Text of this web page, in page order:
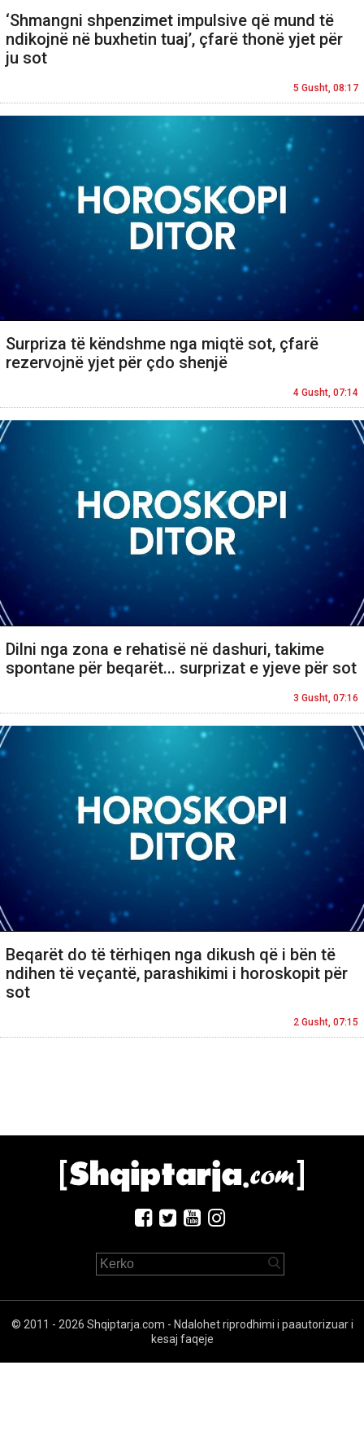
‘Shmangni shpenzimet impulsive që mund të
ndikojnë në buxhetin tuaj’, çfarë thonë yjet për
ju sot
5 Gusht, 08:17
Surpriza të këndshme nga miqtë sot, çfarë
rezervojnë yjet për çdo shenjë
4 Gusht, 07:14
Dilni nga zona e rehatisë në dashuri, takime
spontane për beqarët... surprizat e yjeve për sot
3 Gusht, 07:16
Beqarët do të tërhiqen nga dikush që i bën të
ndihen të veçantë, parashikimi i horoskopit për
sot
2 Gusht, 07:15
© 2011 - 2026 Shqiptarja.com - Ndalohet riprodhimi i paautorizuar i
kesaj faqeje